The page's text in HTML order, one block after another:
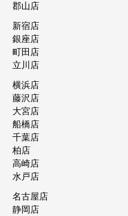
郡山店
新宿店
銀座店
町田店
立川店
横浜店
藤沢店
大宮店
船橋店
千葉店
柏店
高崎店
水戸店
名古屋店
静岡店